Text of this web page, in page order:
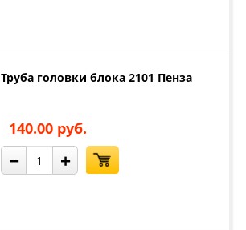
Труба головки блока 2101 Пенза
140.00 руб.
− +